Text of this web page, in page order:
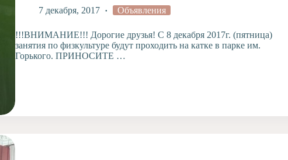
7 декабря, 2017
Объявления
!!!ВНИМАНИЕ!!! Дорогие друзья! С 8 декабря 2017г. (пятница)
занятия по физкультуре будут проходить на катке в парке им.
Горького. ПРИНОСИТЕ …